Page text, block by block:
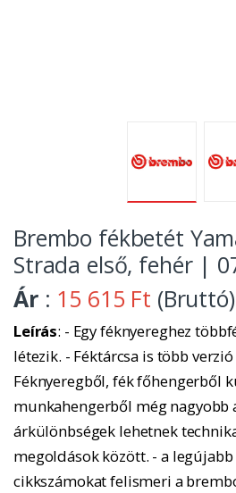
Brembo fékbetét
Strada első, fehér |
Ár : 15 615 Ft (Bruttó)
Leírás: - Egy féknyereghez
létezik. - Féktárcsa is több
Féknyeregből, fék főhengerből
munkahengerből még nagyobb
árkülönbségek lehetnek
megoldások között. - a
cikkszámokat felismeri a